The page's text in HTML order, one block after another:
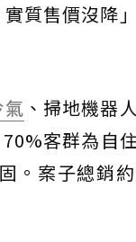
質售價沒降
氣 、掃地機器
客群為自
。案子總銷